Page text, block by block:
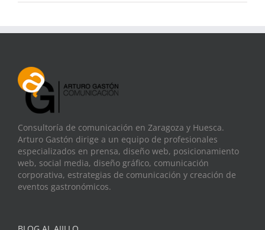
Consultoría de comunicación en Zaragoza y Huesca.
Arturo Gastón dirige a un equipo de profesionales
especializados en prensa, diseño web, posicionamiento
web, social media, diseño gráfico, comunicación
corporativa, estrategias de comunicación y creación de
eventos gastronómicos.